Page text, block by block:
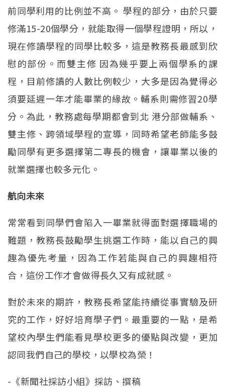
前同學利用的比例並不高。 學程的部分，由於只要
修滿15-20個學分，就能取得一個學程證明，所以，
現在修讀學程的同學比較多，這是教務長最感到欣
慰的部份。而雙主修 因為幾乎要上兩個學系的課
程，目前修讀的人數比例較少，大多是因為覺得必
須要延遲一年才能畢業的緣故。輔系則需修習20學
分。為此，教務處每學期都會到北 港分部做輔系、
雙主修、跨領域學程的宣導，同時希望老師能多鼓
勵同學有更多選擇第二專長的機會，讓畢業以後的
就業選擇也較多元化。
航向未來
常常看到同學們會陷入一畢業就得面對選擇職場的
難題，教務長鼓勵學生挑選工作時，能以自己的興
趣為優先考量，因為工作若能與自己的興趣相符
合，這份工作才會做得長久又有成就感。
對於未來的期許，教務長希望能持續從事實驗及研
究的工作，好好培育學子們。最重要的一點，是希
望校內學生們能看見學校更多的優點與改變，更加
認同我們自己的學校，以學校為榮！
-《新聞社採訪小組》採訪、撰稿